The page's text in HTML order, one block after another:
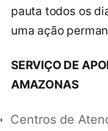
pauta todos os
uma ação
SERVIÇO DE
AMAZONAS
Centros de